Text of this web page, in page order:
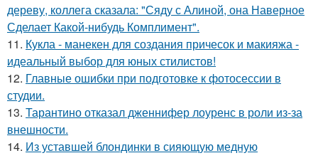
дереву, коллега сказала: "Сяду с Алиной, она Наверное
Сделает Какой-нибудь Комплимент".
11. Кукла - манекен для создания причесок и макияжа -
идеальный выбор для юных стилистов!
12. Главные ошибки при подготовке к фотосессии в
студии.
13. Тарантино отказал дженнифер лоуренс в роли из-за
внешности.
14. Из уставшей блондинки в сияющую медную